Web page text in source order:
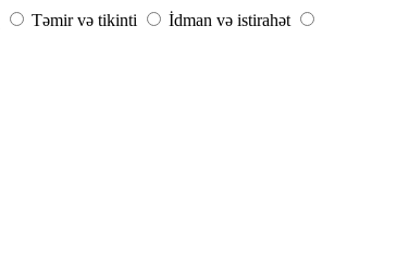
Təmir və tikinti
İdman və istirahət